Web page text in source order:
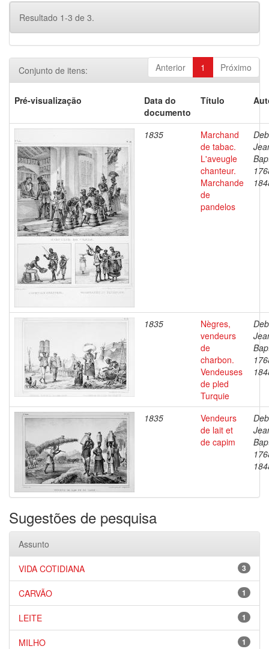
Resultado 1-3 de 3.
Anterior 1 Próximo
Conjunto de itens:
Pré-visualização
Data do
documento
Título
1835
Marchand
de tabac.
L'aveugle
chanteur.
Marchande
de
pandelos
1835
Nègres,
vendeurs
de
charbon.
Vendeuses
de pled
Turquie
1835
Vendeurs
de lait et
de capim
Sugestões de pesquisa
Assunto
3
VIDA COTIDIANA
1
CARVÃO
1
LEITE
1
MILHO